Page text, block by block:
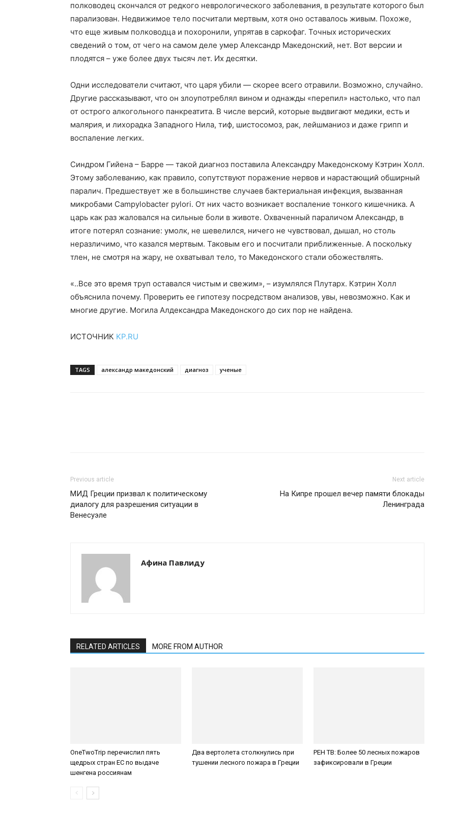
полководец скончался от редкого неврологического заболевания, в результате которого был
парализован. Недвижимое тело посчитали мертвым, хотя оно оставалось живым. Похоже,
что еще живым полководца и похоронили, упрятав в саркофаг. Точных исторических
сведений о том, от чего на самом деле умер Александр Македонский, нет. Вот версии и
плодятся – уже более двух тысяч лет. Их десятки.
Одни исследователи считают, что царя убили — скорее всего отравили. Возможно, случайно.
Другие рассказывают, что он злоупотреблял вином и однажды «перепил» настолько, что пал
от острого алкогольного панкреатита. В числе версий, которые выдвигают медики, есть и
малярия, и лихорадка Западного Нила, тиф, шистосомоз, рак, лейшманиоз и даже грипп и
воспаление легких.
Синдром Гийена – Барре — такой диагноз поставила Александру Македонскому Кэтрин Холл.
Этому заболеванию, как правило, сопутствуют поражение нервов и нарастающий обширный
паралич. Предшествует же в большинстве случаев бактериальная инфекция, вызванная
микробами Campylobacter pylori. От них часто возникает воспаление тонкого кишечника. А
царь как раз жаловался на сильные боли в животе. Охваченный параличом Александр, в
итоге потерял сознание: умолк, не шевелился, ничего не чувствовал, дышал, но столь
неразличимо, что казался мертвым. Таковым его и посчитали приближенные. А поскольку
тлен, не смотря на жару, не охватывал тело, то Македонского стали обожествлять.
«..Все это время труп оставался чистым и свежим», – изумлялся Плутарх. Кэтрин Холл
объяснила почему. Проверить ее гипотезу посредством анализов, увы, невозможно. Как и
многие другие. Могила Алдександра Македонского до сих пор не найдена.
ИСТОЧНИК KP.RU
TAGS александр македонский диагноз ученые
Previous article
МИД Греции призвал к политическому
диалогу для разрешения ситуации в
Венесуэле
Next article
На Кипре прошел вечер памяти блокады
Ленинграда
Афина Павлиду
RELATED ARTICLES MORE FROM AUTHOR
OneTwoTrip перечислил пять
щедрых стран ЕС по выдаче
шенгена россиянам
Два вертолета столкнулись при
тушении лесного пожара в Греции
РЕН ТВ: Более 50 лесных пожаров
зафиксировали в Греции